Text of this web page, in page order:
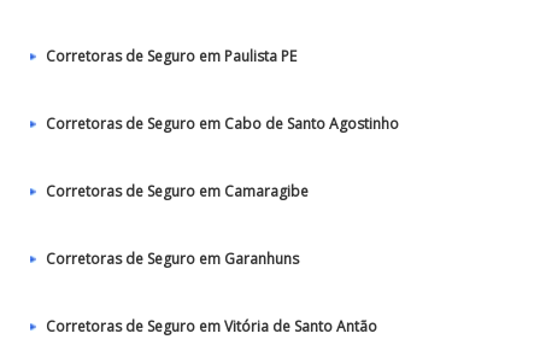
Corretoras de Seguro em Paulista PE
Corretoras de Seguro em Cabo de Santo Agostinho
Corretoras de Seguro em Camaragibe
Corretoras de Seguro em Garanhuns
Corretoras de Seguro em Vitória de Santo Antão